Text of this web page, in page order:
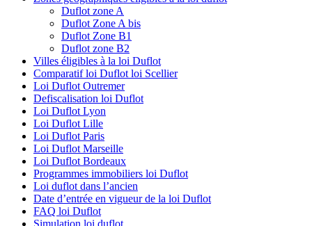
Duflot zone A
Duflot Zone A bis
Duflot Zone B1
Duflot zone B2
Villes éligibles à la loi Duflot
Comparatif loi Duflot loi Scellier
Loi Duflot Outremer
Defiscalisation loi Duflot
Loi Duflot Lyon
Loi Duflot Lille
Loi Duflot Paris
Loi Duflot Marseille
Loi Duflot Bordeaux
Programmes immobiliers loi Duflot
Loi duflot dans l’ancien
Date d’entrée en vigueur de la loi Duflot
FAQ loi Duflot
Simulation loi duflot